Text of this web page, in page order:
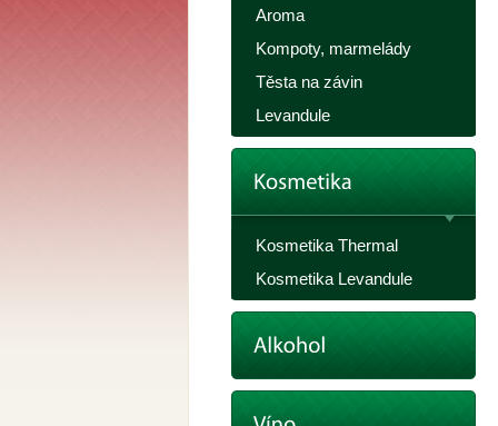
Aroma
Kompoty, marmelády
Těsta na závin
Levandule
Kosmetika Thermal
Kosmetika Levandule